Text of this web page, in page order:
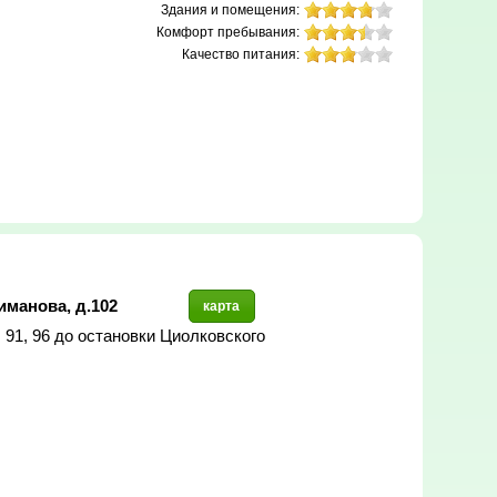
Здания и помещения:
Комфорт пребывания:
Качество питания:
д.102 карта
96 до остановки Циолковского